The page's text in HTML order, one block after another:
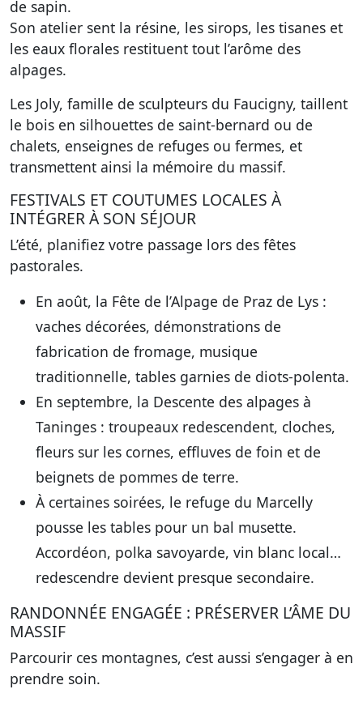
de sapin.
Son atelier sent la résine, les sirops, les tisanes et
les eaux florales restituent tout l’arôme des
alpages.
Les Joly, famille de sculpteurs du Faucigny, taillent
le bois en silhouettes de saint-bernard ou de
chalets, enseignes de refuges ou fermes, et
transmettent ainsi la mémoire du massif.
FESTIVALS ET COUTUMES LOCALES À
INTÉGRER À SON SÉJOUR
L’été, planifiez votre passage lors des fêtes
pastorales.
En août, la Fête de l’Alpage de Praz de Lys :
vaches décorées, démonstrations de
fabrication de fromage, musique
traditionnelle, tables garnies de diots-polenta.
En septembre, la Descente des alpages à
Taninges : troupeaux redescendent, cloches,
fleurs sur les cornes, effluves de foin et de
beignets de pommes de terre.
À certaines soirées, le refuge du Marcelly
pousse les tables pour un bal musette.
Accordéon, polka savoyarde, vin blanc local…
redescendre devient presque secondaire.
RANDONNÉE ENGAGÉE : PRÉSERVER L’ÂME DU
MASSIF
Parcourir ces montagnes, c’est aussi s’engager à en
prendre soin.